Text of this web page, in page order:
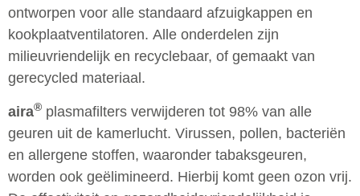
ontworpen voor alle standaard afzuigkappen en
kookplaatventilatoren. Alle onderdelen zijn
milieuvriendelijk en recyclebaar, of gemaakt van
gerecycled materiaal.
aira® plasmafilters verwijderen tot 98% van alle
geuren uit de kamerlucht. Virussen, pollen, bacteriën
en allergene stoffen, waaronder tabaksgeuren,
worden ook geëlimineerd. Hierbij komt geen ozon vrij.